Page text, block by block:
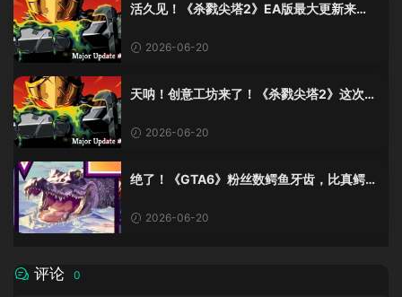
活久见！《杀戮尖塔2》EA版最大更新来
2026-06-20
天呐！创意工坊来了！《杀戮尖塔2》这次更
2026-06-20
绝了！《GTA6》粉丝数鳄鱼牙齿，比真鳄鱼
2026-06-20
评论 0